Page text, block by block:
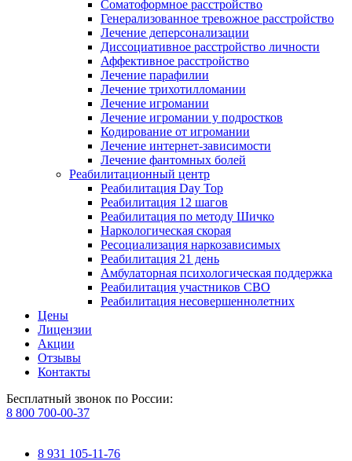
Соматоформное расстройство
Генерализованное тревожное расстройство
Лечение деперсонализации
Диссоциативное расстройство личности
Аффективное расстройство
Лечение парафилии
Лечение трихотилломании
Лечение игромании
Лечение игромании у подростков
Кодирование от игромании
Лечение интернет-зависимости
Лечение фантомных болей
Реабилитационный центр
Реабилитация Day Top
Реабилитация 12 шагов
Реабилитация по методу Шичко
Наркологическая скорая
Ресоциализация наркозависимых
Реабилитация 21 день
Амбулаторная психологическая поддержка
Реабилитация участников СВО
Реабилитация несовершеннолетних
Цены
Лицензии
Акции
Отзывы
Контакты
Бесплатный звонок по России:
8 800 700-00-37
8 931 105-11-76